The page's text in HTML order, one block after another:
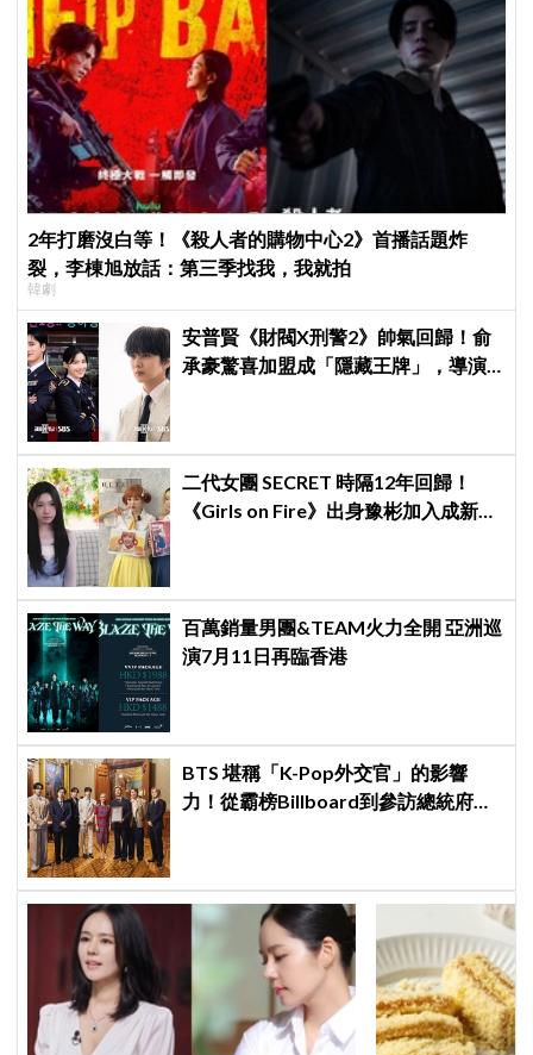
2年打磨沒白等！《殺人者的購物中心2》首播話題炸
裂，李棟旭放話：第三季找我，我就拍
韓劇
安普賢《財閥X刑警2》帥氣回歸！俞
承豪驚喜加盟成「隱藏王牌」，導演
二代女團 SECRET 時隔12年回歸！
《Girls on Fire》出身豫彬加入成新成
百萬銷量男團&TEAM火力全開 亞洲巡
演7月11日再臨香港
BTS 堪稱「K-Pop外交官」的影響
力！從霸榜Billboard到參訪總統府，